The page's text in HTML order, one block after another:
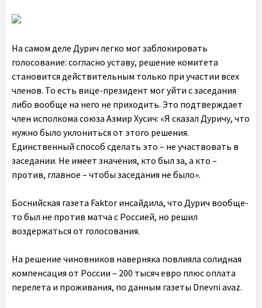
На самом деле Дурич легко мог заблокировать
голосование: согласно уставу, решение комитета
становится действительным только при участии всех
членов. То есть вице-президент мог уйти с заседания
либо вообще на него не приходить. Это подтверждает
член исполкома союза Азмир Хусич: «Я сказал Дуричу, что
нужно было уклониться от этого решения.
Единственный способ сделать это – не участвовать в
заседании. Не имеет значения, кто был за, а кто –
против, главное – чтобы заседания не было».
Боснийская газета Faktor инсайдила, что Дурич вообще-
то был не против матча с Россией, но решил
воздержаться от голосования.
На решение чиновников наверняка повлияла солидная
компенсация от России – 200 тысяч евро плюс оплата
перелета и проживания, по данным газеты Dnevni avaz.